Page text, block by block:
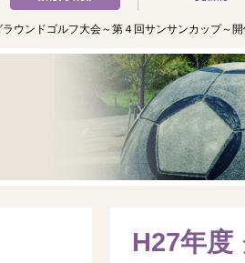
ウンドゴルフ大会～第４回サンサンカップ～
H27年度